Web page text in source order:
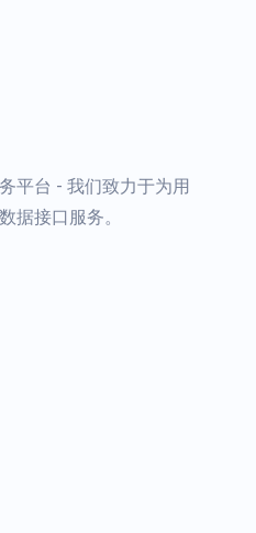
平台 - 我们致力于为用
据接口服务。